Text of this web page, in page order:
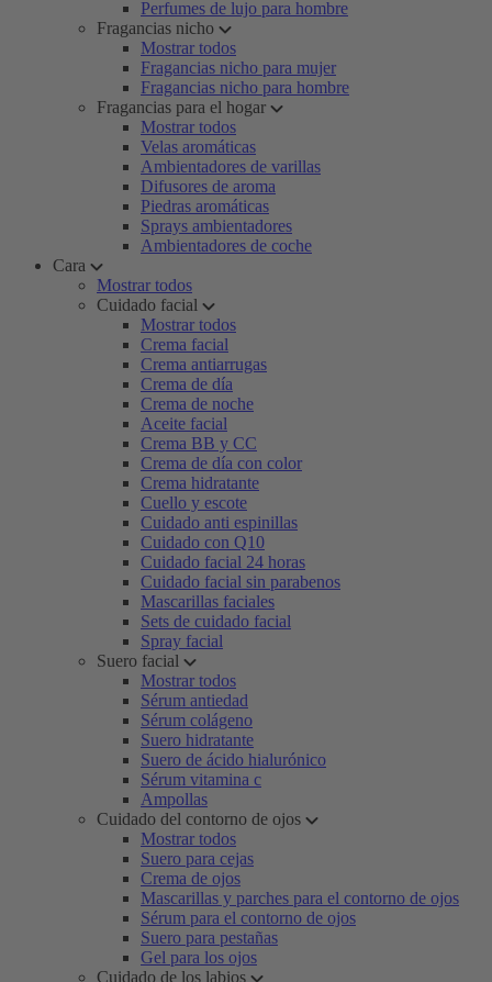
Perfumes de lujo para hombre
Fragancias nicho
Mostrar todos
Fragancias nicho para mujer
Fragancias nicho para hombre
Fragancias para el hogar
Mostrar todos
Velas aromáticas
Ambientadores de varillas
Difusores de aroma
Piedras aromáticas
Sprays ambientadores
Ambientadores de coche
Cara
Mostrar todos
Cuidado facial
Mostrar todos
Crema facial
Crema antiarrugas
Crema de día
Crema de noche
Aceite facial
Crema BB y CC
Crema de día con color
Crema hidratante
Cuello y escote
Cuidado anti espinillas
Cuidado con Q10
Cuidado facial 24 horas
Cuidado facial sin parabenos
Mascarillas faciales
Sets de cuidado facial
Spray facial
Suero facial
Mostrar todos
Sérum antiedad
Sérum colágeno
Suero hidratante
Suero de ácido hialurónico
Sérum vitamina c
Ampollas
Cuidado del contorno de ojos
Mostrar todos
Suero para cejas
Crema de ojos
Mascarillas y parches para el contorno de ojos
Sérum para el contorno de ojos
Suero para pestañas
Gel para los ojos
Cuidado de los labios